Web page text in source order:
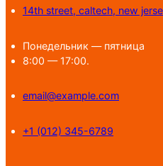
14th street, caltech, new
Понедельник — пятница
8:00 — 17:00.
email@example.com
+1 (012) 345-6789